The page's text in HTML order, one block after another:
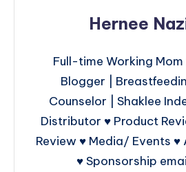
Hernee
Full-time Working Mom
Blogger |
Counselor | Shaklee
Distributor ♥ Product
Review ♥ Media/ Events
♥ Sponsorship